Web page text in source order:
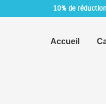
10% de réduction
Accueil